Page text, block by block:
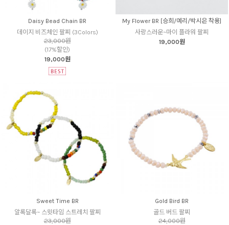
Daisy Bead Chain BR
데이지 비즈체인 팔찌 (3Colors)
23,000원
(17%할인)
19,000원
My Flower BR [승희/예리/박시은 착용]
사랑스러운~마이 플라워 팔찌
19,000원
Sweet Time BR
알록달록~ 스윗타임 스트레치 팔찌
23,000원
Gold Bird BR
골드 버드 팔찌
24,000원